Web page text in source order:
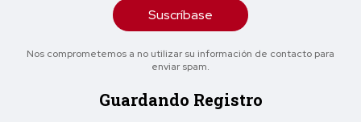
Suscríbase
Nos comprometemos a no utilizar su información de contacto para
enviar spam.
Guardando Registro